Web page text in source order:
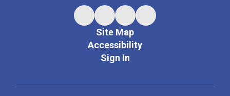
Site Map
Accessibility
Sign In